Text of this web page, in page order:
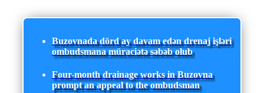
Buzovnada dörd ay davam edən drenaj işləri
ombudsmana müraciətə səbəb olub
Four-month drainage works in Buzovna
prompt an appeal to the ombudsman